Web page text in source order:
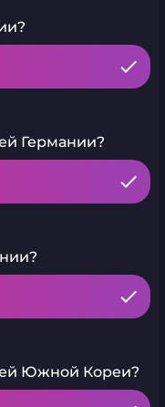
Германии?
Южной Кореи?